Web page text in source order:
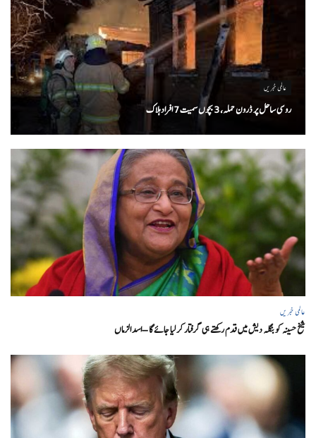
عالمی خبریں
روسی ساحل پر ڈرون حملہ، 3 بچوں سمیت 7 افراد ہلاک
عالمی خبریں
شیخ حسینہ کو بنگلہ دیش میں قدم رکھتے ہی گرفتار کر لیا جائے گا – اسد الزماں